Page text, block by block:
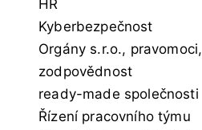
HR
Kyberbezpečnost
Orgány s.r.o., pravomoci,
zodpovědnost
ready-made společnosti
Řízení pracovního týmu